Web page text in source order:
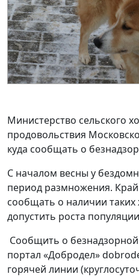
Министерство сельского
продовольствия
куда сообщать о
С началом весны у
период размножения.
сообщать о наличии
допустить роста
Сообщить о
портал «Добродел»
горячей линии